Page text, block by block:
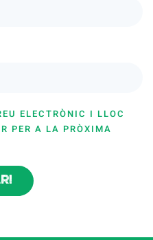
ELECTRÒNIC I LLOC
PER A LA PRÒXIMA